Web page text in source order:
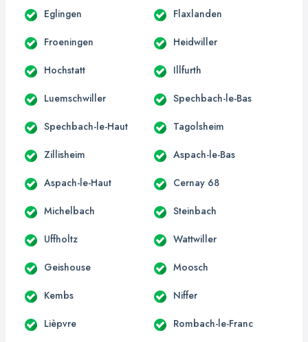
Eglingen Flaxlanden
Froeningen Heidwiller
Hochstatt Illfurth
Luemschwiller Spechbach-le-Bas
Spechbach-le-Haut Tagolsheim
Zillisheim Aspach-le-Bas
Aspach-le-Haut Cernay 68
Michelbach Steinbach
Uffholtz Wattwiller
Geishouse Moosch
Kembs Niffer
Lièpvre Rombach-le-Franc